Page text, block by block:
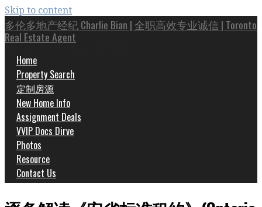
Skip to content
多伦多地产经纪 Charlie Bian | 全职高效专业诚信 | Toronto
Real Estate Agent
Home
Property Search
定制房源
New Home Info
Assignment Deals
VVIP Docs Dirve
Photos
Resource
Contact Us